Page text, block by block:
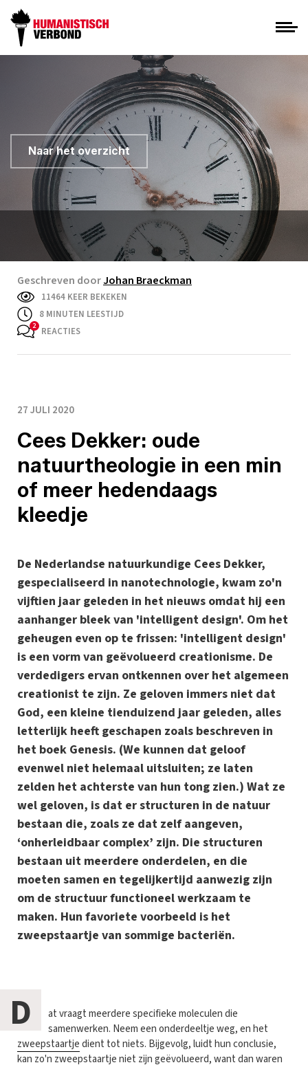
Naar het overzicht
Geschreven doorJohan Braeckman
11464 KEER BEKEKEN
8 MINUTEN LEESTIJD
REACTIES
27 JULI 2020
Cees Dekker: oude
natuurtheologie in een min
of meer hedendaags
kleedje
De Nederlandse natuurkundige Cees Dekker,
gespecialiseerd in nanotechnologie, kwam zo'n
vijftien jaar geleden in het nieuws omdat hij een
aanhanger bleek van 'intelligent design'. Om het
geheugen even op te frissen: 'intelligent design'
is een vorm van geëvolueerd creationisme. De
verdedigers ervan ontkennen over het algemeen
creationist te zijn. Ze geloven immers niet dat
God, een kleine tienduizend jaar geleden, alles
letterlijk heeft geschapen zoals beschreven in
het boek Genesis. (We kunnen dat geloof
evenwel niet helemaal uitsluiten; ze laten
zelden het achterste van hun tong zien.) Wat ze
wel geloven, is dat er structuren in de natuur
bestaan die, zoals ze dat zelf aangeven,
‘onherleidbaar complex’ zijn. Die structuren
bestaan uit meerdere onderdelen, en die
moeten samen en tegelijkertijd aanwezig zijn
om de structuur functioneel werkzaam te
maken. Hun favoriete voorbeeld is het
zweepstaartje van sommige bacteriën.
D
at vraagt meerdere specifieke moleculen die
samenwerken. Neem een onderdeeltje weg, en het
zweepstaartjedient tot niets. Bijgevolg, luidt hun conclusie,
kan zo'n zweepstaartje niet zijn geëvolueerd, want dan waren